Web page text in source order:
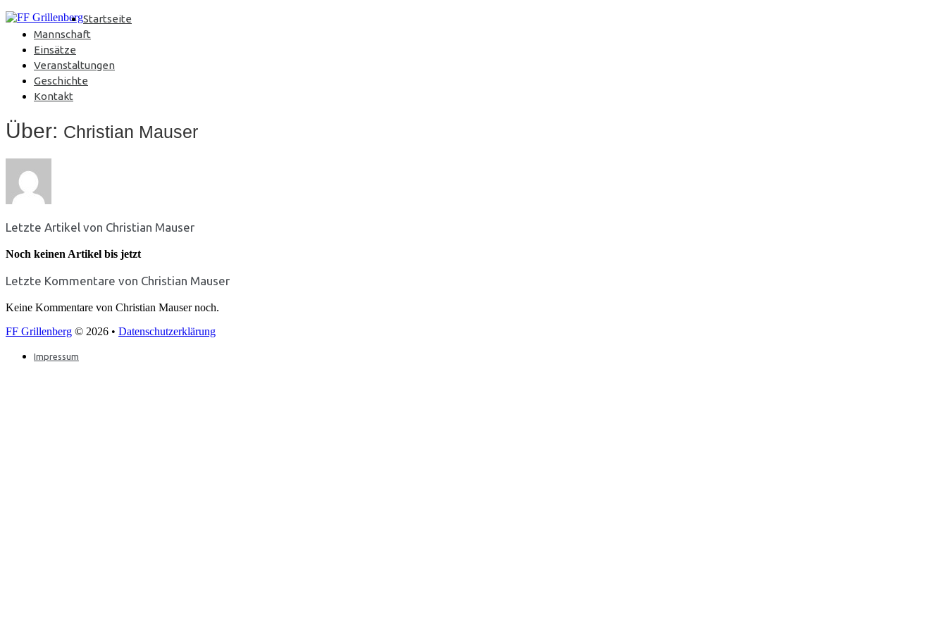
Startseite
Mannschaft
Einsätze
Veranstaltungen
Geschichte
Kontakt
Über: Christian Mauser
Letzte Artikel von Christian Mauser
Noch keinen Artikel bis jetzt
Letzte Kommentare von Christian Mauser
Keine Kommentare von Christian Mauser noch.
FF Grillenberg © 2026 • Datenschutzerklärung
Impressum